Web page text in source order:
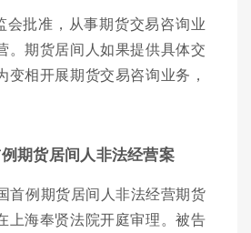
会批准，从事期货交易咨询业
。期货居间人如果提供具体交
变相开展期货交易咨询业务，
期货居间人非法经营案
首例期货居间人非法经营期货
上海奉贤法院开庭审理。被告